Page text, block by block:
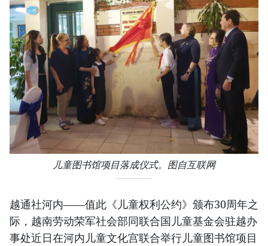
儿童图书馆项目落成仪式。图自互联网
越通社河内——值此《儿童权利公约》颁布30周年之
际，越南劳动荣军社会部同联合国儿童基金会驻越办
事处近日在河内儿童文化宫联合举行儿童图书馆项目